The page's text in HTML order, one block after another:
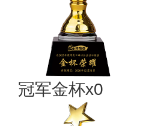
冠军金杯x0